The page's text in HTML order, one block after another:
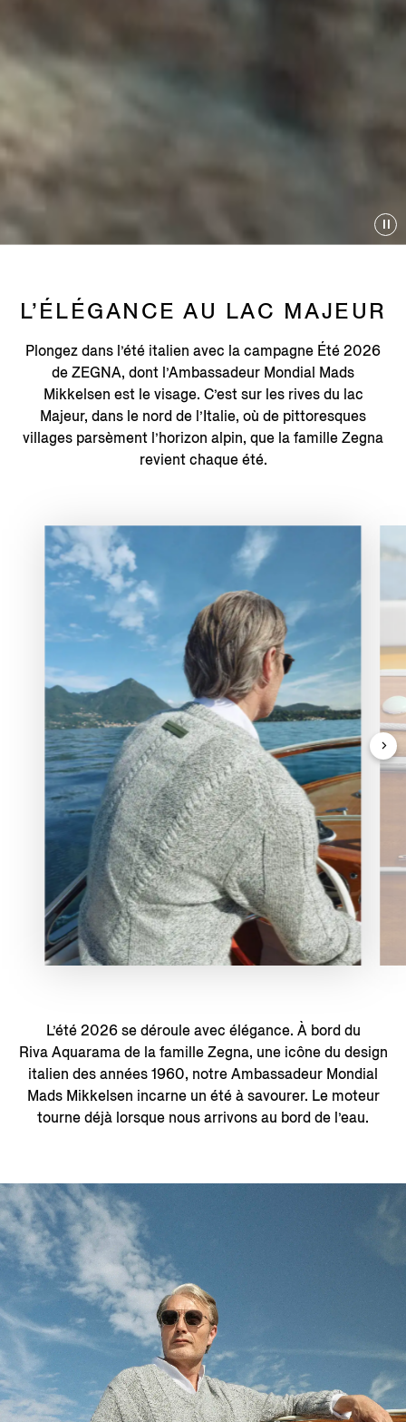
L’ÉLÉGANCE AU LAC MAJEUR
Plongez dans l’été italien avec la campagne Été 2026
de ZEGNA, dont l’Ambassadeur Mondial Mads
Mikkelsen est le visage. C’est sur les rives du lac
Majeur, dans le nord de l’Italie, où de pittoresques
villages parsèment l’horizon alpin, que la famille Zegna
revient chaque été.
L’été 2026 se déroule avec élégance. À bord du
Riva Aquarama de la famille Zegna, une icône du design
italien des années 1960, notre Ambassadeur Mondial
Mads Mikkelsen incarne un été à savourer. Le moteur
tourne déjà lorsque nous arrivons au bord de l’eau.